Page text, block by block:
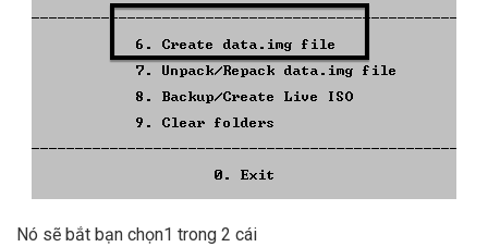
Nó sẽ bắt bạn chọn1 trong 2 cái